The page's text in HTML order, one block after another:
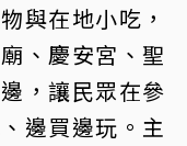
與在地小吃，
、慶安宮、聖
，讓民眾在參
邊買邊玩。主